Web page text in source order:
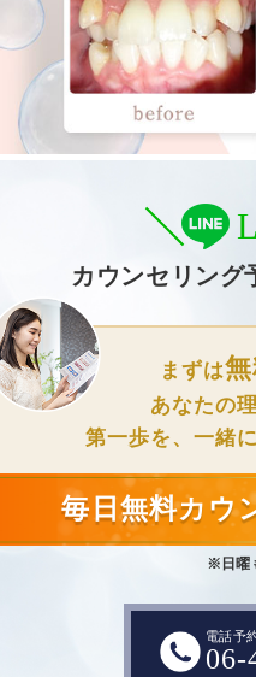
カウンセリング
まずは
あなたの
第一歩を、一緒
毎日無料カウ
※日曜
電話予
06-